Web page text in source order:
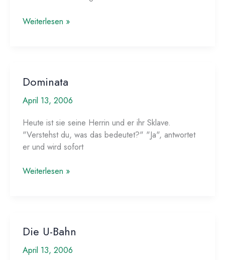
Die
Weiterlesen »
Dominata
April 13, 2006
Heute ist sie seine Herrin und er ihr Sklave.
"Verstehst du, was das bedeutet?" "Ja", antwortet
er und wird sofort
Dominata
Weiterlesen »
Die U-Bahn
April 13, 2006